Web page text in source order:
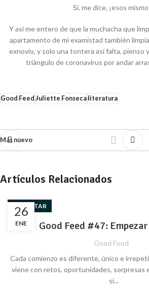
Sí, me dice, ¡esos
Y así me entero de que la muchacha que
apartamento de mi examistad también
exnovio, y solo una tontera así falta, pienso
triángulo de coronavirus por andar
Good Feed Juliette Fonsecaliteratura
Más nuevo
Artículos Relacionados
26
ENE
BIENESTAR
Good Feed #47:
Good Food
Cada comienzo es diferente, único e
viene con retos, oportunidades, sorpresas
si...